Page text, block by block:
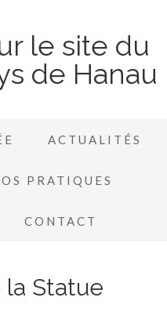
le site du
de Hanau
ACTUALITÉS
PRATIQUES
CONTACT
la Statue